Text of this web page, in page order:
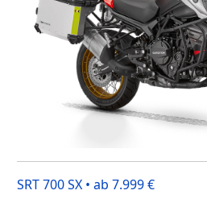
SRT 700 SX • ab 7.999 €